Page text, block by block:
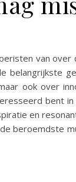
van
belangrijkste
ook over
bent in
en
beroemdste